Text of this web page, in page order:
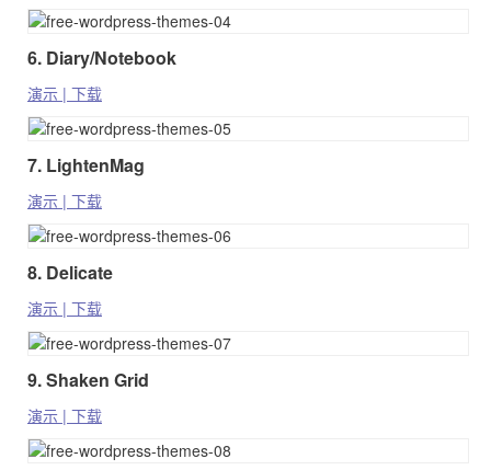
6. Diary/Notebook
演示 | 下载
7. LightenMag
演示 | 下载
8. Delicate
演示 | 下载
9. Shaken Grid
演示 | 下载